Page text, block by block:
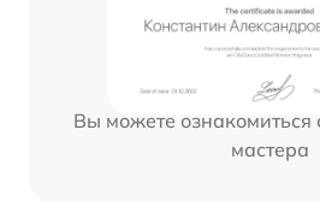
Вы можете ознакомиться
мастера